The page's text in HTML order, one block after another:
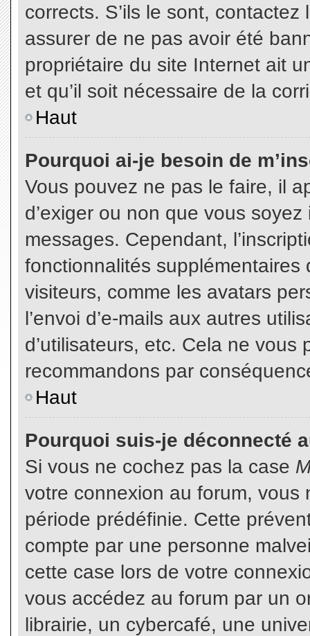
corrects. S’ils le sont,
assurer de ne pas avoir été
propriétaire du site Internet ait
et qu’il soit nécessaire de la
Haut
Pourquoi ai-je besoin de
Vous pouvez ne pas le faire, il
d’exiger ou non que vous
messages. Cependant,
fonctionnalités
visiteurs, comme les avatars
l’envoi d’e-mails aux autres
d’utilisateurs, etc. Cela ne vous
recommandons par
Haut
Pourquoi suis-je déconnecté
Si vous ne cochez pas la case
votre connexion au forum,
période prédéfinie. Cette
compte par une personne
cette case lors de votre
vous accédez au forum par un
librairie, un cybercafé, une